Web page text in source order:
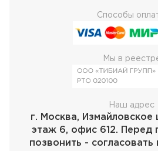
Способы
Мы в
Наш адрес
г. Москва, Измайловское
этаж 6, офис 612. Перед
позвонить -